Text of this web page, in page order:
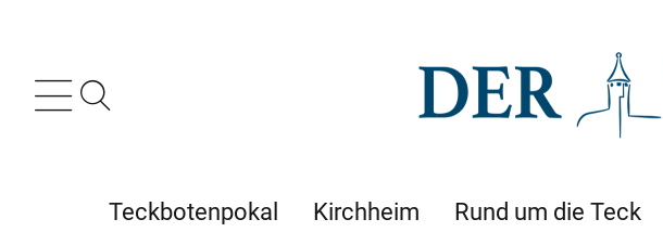
Teckbotenpokal Kirchheim Rund um die Teck